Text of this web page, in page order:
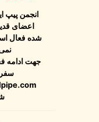
انجمن پیپ
اعضای قدیمی
شده فعال است
نمی
جهت ادامه
سفر و
شوید